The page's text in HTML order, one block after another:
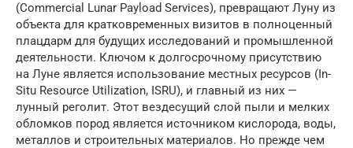
(Commercial Lunar Payload Services), превращают Луну из
объекта для кратковременных визитов в полноценный
плацдарм для будущих исследований и промышленной
деятельности. Ключом к долгосрочному присутствию
на Луне является использование местных ресурсов (In-
Situ Resource Utilization, ISRU), и главный из них —
лунный реголит. Этот вездесущий слой пыли и мелких
обломков пород является источником кислорода, воды,
металлов и строительных материалов. Но прежде чем